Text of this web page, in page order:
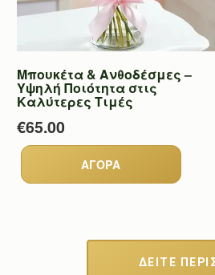
Μπουκέτα & Ανθοδέσμες –
Υψηλή Ποιότητα στις
Καλύτερες Τιμές
€65.00
ΔΕΙΤΕ